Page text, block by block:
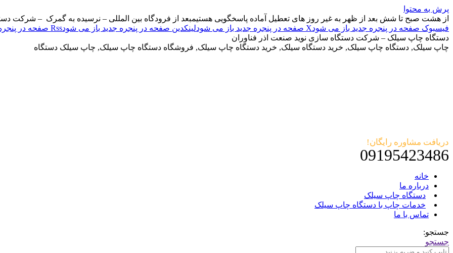
پرش به محتوا
از هشت صبح تا شش بعد از ظهر به غیر روز های تعطیل آماده پاسخگویی هستیمبعد از فرودگاه بین المللی – نرسیده به گمرک – شرکت
فیسبوک صفحه در پنجره جدید باز می شودX صفحه در پنجره جدید باز می شود لینکدین صفحه در پنجره جدید باز می شودRss صفحه در پنجره جدید باز می شود
دستگاه چاپ سیلک – شرکت دستگاه سازی نوید صنعت اذر فناوران
چاپ سیلک, دستگاه چاپ سیلک, خرید دستگاه سیلک, خرید دستگاه چاپ سیلک, فروشگاه دستگاه چاپ سیلک, چاپ سیلک دستگاه
دریافت مشاوره رایگان!
09195423486
خانه
درباره ما
دستگاه چاپ سیلک
خدمات چاپ با دستگاه چاپ سیلک
تماس با ما
جستجو:
جستجو